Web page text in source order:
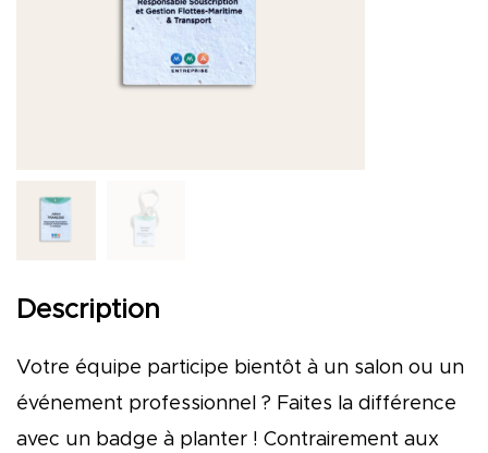
Description
Votre équipe participe bientôt à un salon ou un
événement professionnel ? Faites la différence
avec un badge à planter ! Contrairement aux